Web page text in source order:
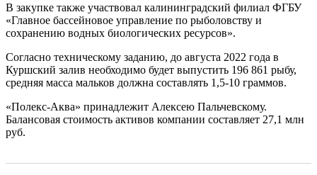
В закупке также участвовал калининградский филиал ФГБУ
«Главное бассейновое управление по рыболовству и
сохранению водных биологических ресурсов».
Согласно техническому заданию, до августа 2022 года в
Куршский залив необходимо будет выпустить 196 861 рыбу,
средняя масса мальков должна составлять 1,5-10 граммов.
«Полекс-Аква» принадлежит Алексею Пальчевскому.
Балансовая стоимость активов компании составляет 27,1 млн
руб.